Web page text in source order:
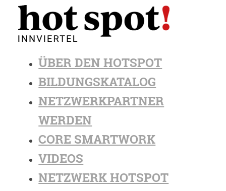
ÜBER DEN HOTSPOT
BILDUNGSKATALOG
NETZWERKPARTNER
WERDEN
CORE SMARTWORK
VIDEOS
NETZWERK HOTSPOT